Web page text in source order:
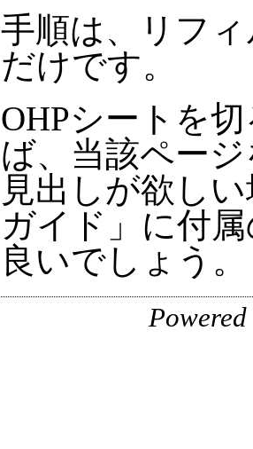
手順は、リフ
だけです。
OHPシートを
ば、当該ペー
見出しが欲し
ガイド」に付
良いでしょう。